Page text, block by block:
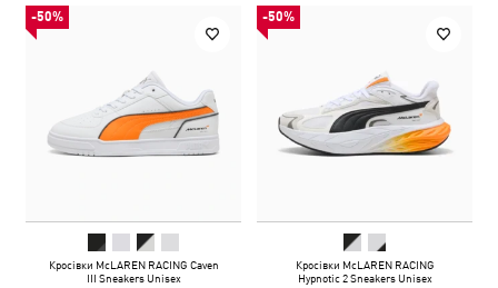
-50%
Кросівки McLAREN RACING Caven
III Sneakers Unisex
-50%
Кросівки McLAREN RACING
Hypnotic 2 Sneakers Unisex